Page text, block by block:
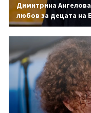
Димитрина
любов за децата на